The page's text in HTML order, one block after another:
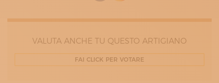
VALUTA ANCHE TU QUESTO ARTIGIANO
FAI CLICK PER VOTARE